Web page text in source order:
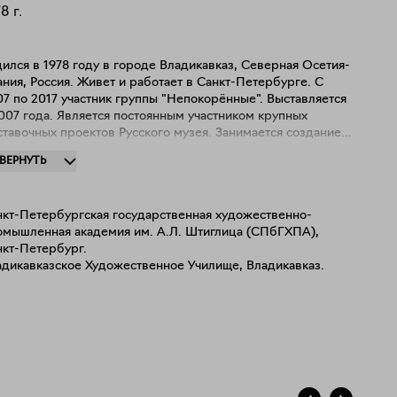
г.
в 1978 году в городе Владикавказ, Северная Осетия-
Россия. Живет и работает в Санкт-Петербурге. С
по 2017 участник группы "Непокорённые". Выставляется
постоянным участником крупных
проектов Русского музея. Занимается созданием
объектов переходит в живописную область и обогащает
нашей жизни. Столкновение субъективных
человека, рефлексивную деятельность его
его восприятие бытия и того объективного и
что происходит помимо нашей воли и
Петербургская государственная художественно-
академия им. А.Л. Штиглица (СПбГХПА),
Петербург.
Художественное Училище, Владикавказ.